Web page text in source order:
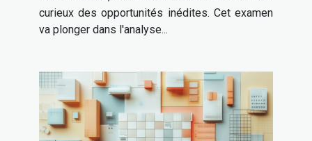
curieux des opportunités inédites. Cet examen
va plonger dans l'analyse...